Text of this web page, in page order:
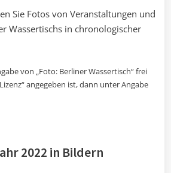
Sie Fotos von Veranstaltungen und
Wassertischs in chronologischer
von „Foto: Berliner Wassertisch“ frei
angegeben ist, dann unter Angabe
2022 in Bildern